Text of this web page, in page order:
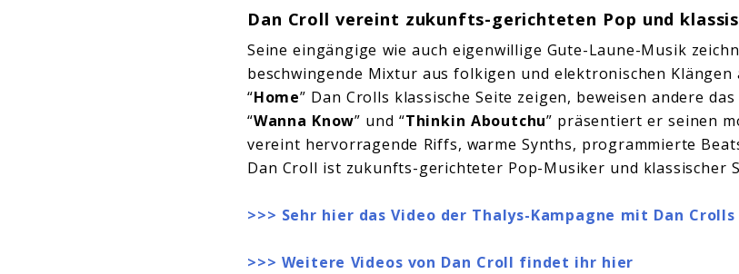
Dan Croll vereint zukunfts-gerichteten Pop und
Seine eingängige wie auch eigenwillige Gute-Laune-Musik
beschwingende Mixtur aus folkigen und elektronischen Klängen
“Home” Dan Crolls klassische Seite zeigen, beweisen andere
“Wanna Know” und “Thinkin Aboutchu” präsentiert er seinen
vereint hervorragende Riffs, warme Synths, programmierte
Dan Croll ist zukunfts-gerichteter Pop-Musiker und klassischer
>>> Sehr hier das Video der Thalys-Kampagne mit Dan
>>> Weitere Videos von Dan Croll findet ihr hier